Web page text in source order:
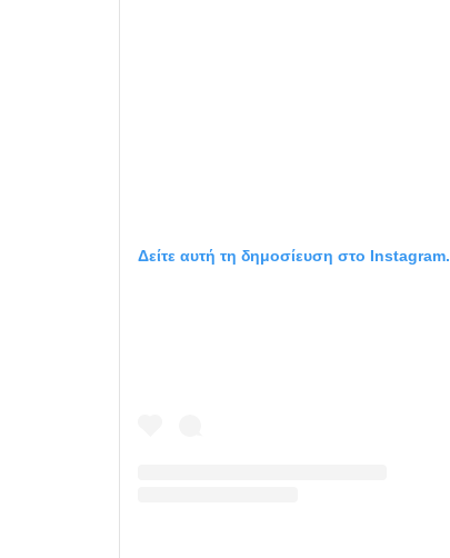
Δείτε αυτή τη δημοσίευση στο Instagram.